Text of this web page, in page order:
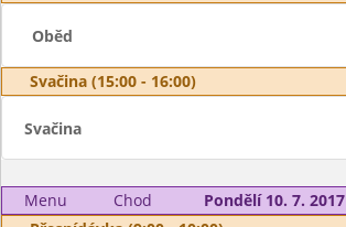
Oběd
Svačina (15:00 - 16:00)
Svačina
Menu Chod
Pondělí 10. 7. 2017